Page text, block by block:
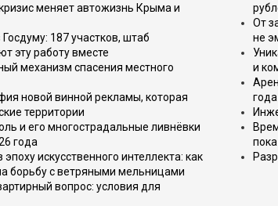
меняет автожизнь Крыма и
187 участков, штаб
эту работу вместе
механизм спасения местного
новой винной рекламы, которая
территории
и его многострадальные ливнёвки
года
искусственного интеллекта: как
борьбу с ветряными мельницами
вопрос: условия для
От
не
и
года